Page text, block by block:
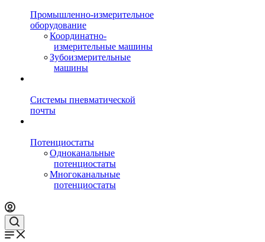
Промышленно-измерительное
оборудование
Координатно-
измерительные машины
Зубоизмерительные
машины
Системы пневматической
почты
Потенциостаты
Одноканальные
потенциостаты
Многоканальные
потенциостаты